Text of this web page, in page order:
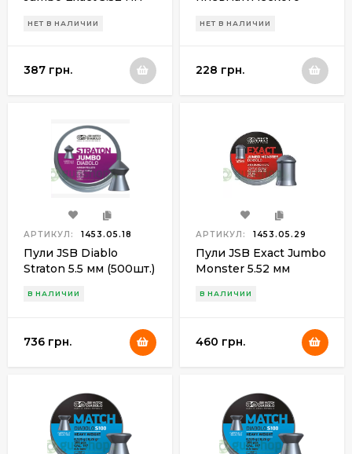
НЕТ В НАЛИЧИИ
387 грн.
SCHak 4.5 мм (500шт.)
НЕТ В НАЛИЧИИ
228 грн.
АРТИКУЛ: 1453.05.18
Пули JSB Diablo
Straton 5.5 мм (500шт.)
В НАЛИЧИИ
736 грн.
АРТИКУЛ: 1453.05.29
Пули JSB Exact Jumbo
Monster 5.52 мм
В НАЛИЧИИ
460 грн.